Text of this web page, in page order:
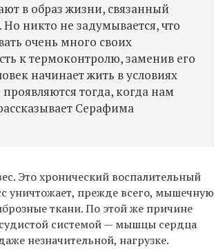
в образ жизни, связанный
никто не задумывается, что
очень много своих
к термоконтролю, заменив его
начинает жить в условиях
тогда, когда нам
Серафима
Это хронический воспалительный
уничтожает, прежде всего, мышечную
ткани. По этой же причине
системой — мышцы сердца
незначительной, нагрузке.